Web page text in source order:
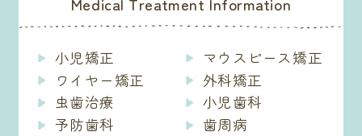
小児矯正
マウスピース矯正
ワイヤー矯正
外科矯正
虫歯治療
小児歯科
予防歯科
歯周病